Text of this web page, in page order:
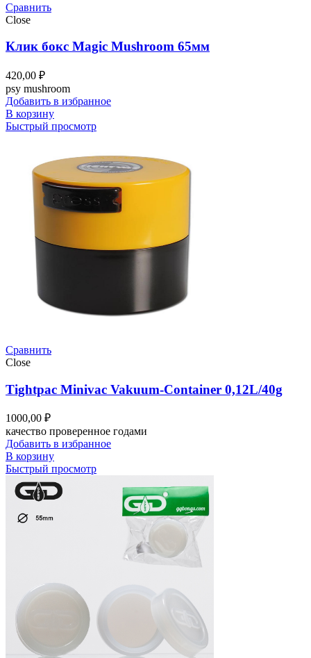
Сравнить
Close
Клик бокс Magic Mushroom 65мм
420,00 ₽
psy mushroom
Добавить в избранное
В корзину
Быстрый просмотр
Сравнить
Close
Tightpac Minivac Vakuum-Container 0,12L/40g
1000,00 ₽
качество проверенное годами
Добавить в избранное
В корзину
Быстрый просмотр